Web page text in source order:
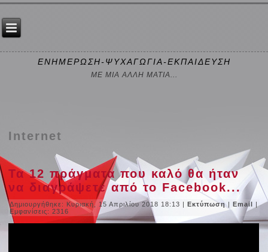
ΕΝΗΜΕΡΩΣΗ-ΨΥΧΑΓΩΓΙΑ-ΕΚΠΑΙΔΕΥΣΗ
ΜΕ ΜΙΑ ΑΛΛΗ ΜΑΤΙΑ...
Internet
Τα 12 πράγματα που καλό θα ήταν
να διαγράψετε από το Facebook...
Δημιουργήθηκε: Κυριακή, 15 Απριλίου 2018 18:13 |Εκτύπωση |Email |
Εμφανίσεις: 2316